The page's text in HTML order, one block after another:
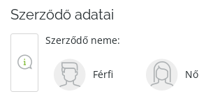
Szerződő adatai
Szerződő neme:
Férfi Nő